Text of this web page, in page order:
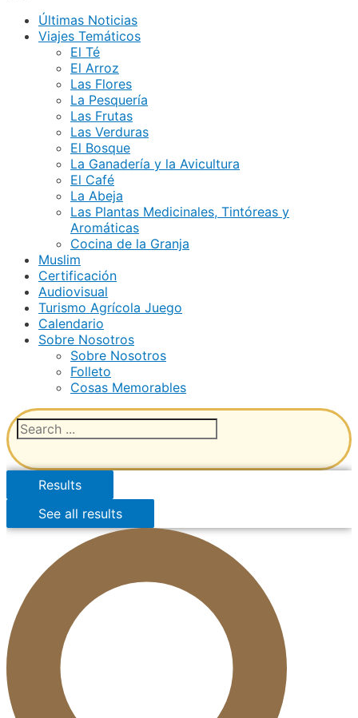
Últimas Noticias
Viajes Temáticos
El Té
El Arroz
Las Flores
La Pesquería
Las Frutas
Las Verduras
El Bosque
La Ganadería y la Avicultura
El Café
La Abeja
Las Plantas Medicinales, Tintóreas y
Aromáticas
Cocina de la Granja
Muslim
Certificación
Audiovisual
Turismo Agrícola Juego
Calendario
Sobre Nosotros
Sobre Nosotros
Folleto
Cosas Memorables
Results
See all results